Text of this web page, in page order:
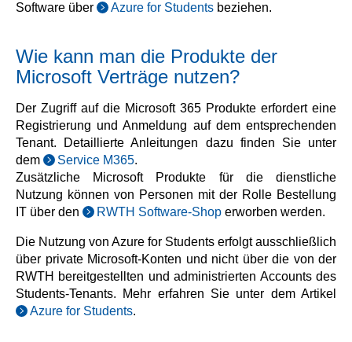
Software über
Azure for Students beziehen.
Wie kann man die Produkte der
Microsoft Verträge nutzen?
Der Zugriff auf die Microsoft 365 Produkte erfordert eine
Registrierung und Anmeldung auf dem entsprechenden
Tenant. Detaillierte Anleitungen dazu finden Sie unter
dem
Service M365.
Zusätzliche Microsoft Produkte für die dienstliche
Nutzung können von Personen mit der Rolle Bestellung
IT über den
RWTH Software-Shop erworben werden.
Die Nutzung von Azure for Students erfolgt ausschließlich
über private Microsoft-Konten und nicht über die von der
RWTH bereitgestellten und administrierten Accounts des
Students-Tenants. Mehr erfahren Sie unter dem Artikel
Azure for Students.